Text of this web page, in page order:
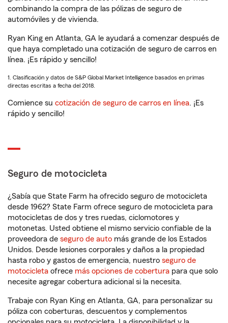
combinando la compra de las pólizas de seguro de
automóviles y de vivienda.
Ryan King en Atlanta, GA le ayudará a comenzar después de
que haya completado una cotización de seguro de carros en
línea. ¡Es rápido y sencillo!
1. Clasificación y datos de S&P Global Market Intelligence basados en primas
directas escritas a fecha del 2018.
Comience su cotización de seguro de carros en línea. ¡Es
rápido y sencillo!
Seguro de motocicleta
¿Sabía que State Farm ha ofrecido seguro de motocicleta
desde 1962? State Farm ofrece seguro de motocicleta para
motocicletas de dos y tres ruedas, ciclomotores y
motonetas. Usted obtiene el mismo servicio confiable de la
proveedora de seguro de auto más grande de los Estados
Unidos. Desde lesiones corporales y daños a la propiedad
hasta robo y gastos de emergencia, nuestro seguro de
motocicleta ofrece más opciones de cobertura para que solo
necesite agregar cobertura adicional si la necesita.
Trabaje con Ryan King en Atlanta, GA, para personalizar su
póliza con coberturas, descuentos y complementos